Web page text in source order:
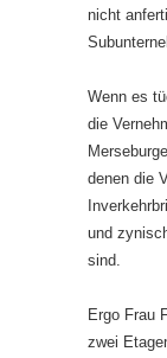
nicht
Wenn es
die
denen die
und
sind.
Ergo Frau
zwei